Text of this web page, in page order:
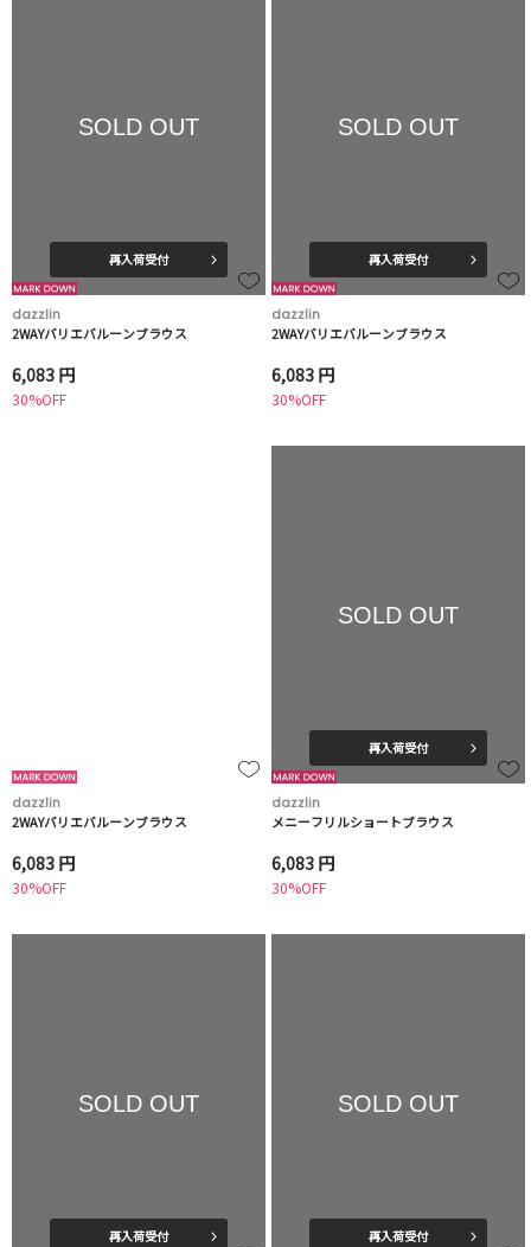
SOLD OUT
再入荷受付
dazzlin
2WAYバリエバルーンブラウス
6,083 円
30%OFF
SOLD OUT
再入荷受付
dazzlin
2WAYバリエバルーンブラウス
6,083 円
30%OFF
dazzlin
2WAYバリエバルーンブラウス
6,083 円
30%OFF
SOLD OUT
再入荷受付
dazzlin
メニーフリルショートブラウス
6,083 円
30%OFF
SOLD OUT
再入荷受付
SOLD OUT
再入荷受付